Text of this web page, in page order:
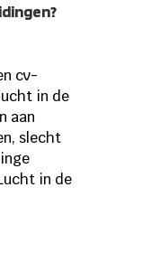
cv-
in de
aan
slecht
in de